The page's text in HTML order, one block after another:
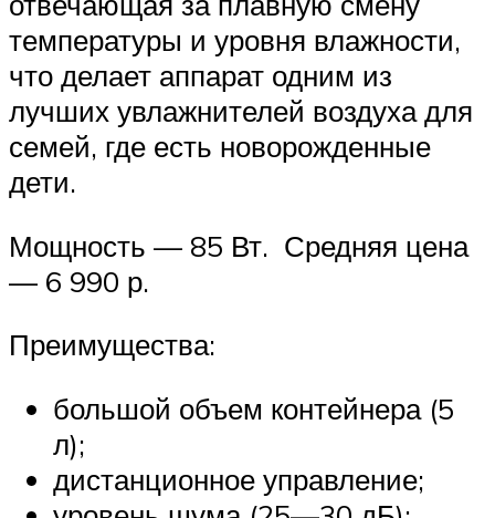
температуры и уровня влажности,
что делает аппарат одним из
лучших увлажнителей воздуха для
семей, где есть новорожденные
дети.
Мощность — 85 Вт. Средняя цена
— 6 990 р.
Преимущества:
большой объем контейнера (5
л);
дистанционное управление;